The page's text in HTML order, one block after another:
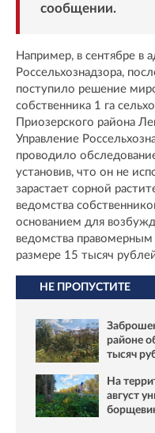
сообщении.
Например, в сентябре в
Россельхознадзора,
поступило решение
собственника 1 га
Приозерского района
Управление
проводило
установив, что он не
зарастает сорной
ведомства
основанием для
ведомства
размере 15 тысяч
НЕ ПРОПУСТИТЕ
районе
тысяч
На
август